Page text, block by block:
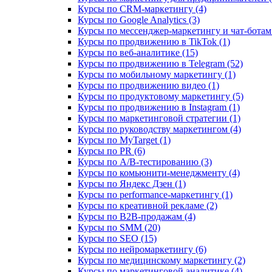
Курсы по CRM-маркетингу (4)
Курсы по Google Analytics (3)
Курсы по мессенджер-маркетингу и чат-
Курсы по продвижению в TikTok (1)
Курсы по веб-аналитике (15)
Курсы по продвижению в Telegram (52)
Курсы по мобильному маркетингу (1)
Курсы по продвижению видео (1)
Курсы по продуктовому маркетингу (5)
Курсы по продвижению в Instagram (1)
Курсы по маркетинговой стратегии (1)
Курсы по руководству маркетингом (4)
Курсы по MyTarget (1)
Курсы по PR (6)
Курсы по A/B-тестированию (3)
Курсы по комьюнити-менеджменту (4)
Курсы по Яндекс Дзен (1)
Курсы по performance-маркетингу (1)
Курсы по креативной рекламе (2)
Курсы по B2B-продажам (4)
Курсы по SMM (20)
Курсы по SEO (15)
Курсы по нейромаркетингу (6)
Курсы по медицинскому маркетингу (2)